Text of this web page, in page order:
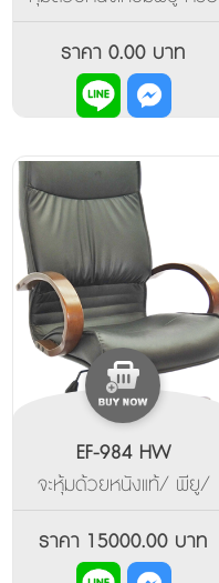
ระดับสูง แขนและขา เป็นไม้
จริงค่ะ
ราคา 0.00 บาท
EF-984 HW
จะหุ้มด้วยหนังแท้/ พียู/
ต้องการ
ราคา 15000.00 บาท